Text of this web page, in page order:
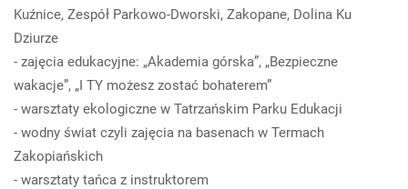
Kuźnice, Zespół Parkowo-Dworski, Zakopane, Dolina Ku
Dziurze
- zajęcia edukacyjne: „Akademia górska”, „Bezpieczne
wakacje”, „I TY możesz zostać bohaterem”
- warsztaty ekologiczne w Tatrzańskim Parku Edukacji
- wodny świat czyli zajęcia na basenach w Termach
Zakopiańskich
- warsztaty tańca z instruktorem